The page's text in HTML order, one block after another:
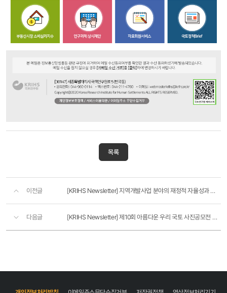
목록
이전글 [KRIHS Newsletter] 지역개발사업 분야의 재정적 자율성과 책임성 강화방안
다음글 [KRIHS Newsletter] 제10회 아름다운 우리 국토 사진공모전 개최